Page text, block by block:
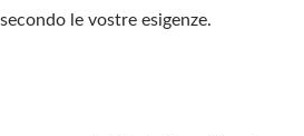
le vostre esigenze.